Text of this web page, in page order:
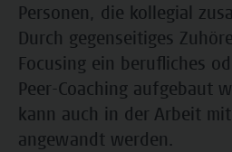
Personen, die kollegial
Durch gegenseitiges
Focusing ein berufliches
Peer-Coaching aufgebaut
kann auch in der Arbeit
angewandt werden.